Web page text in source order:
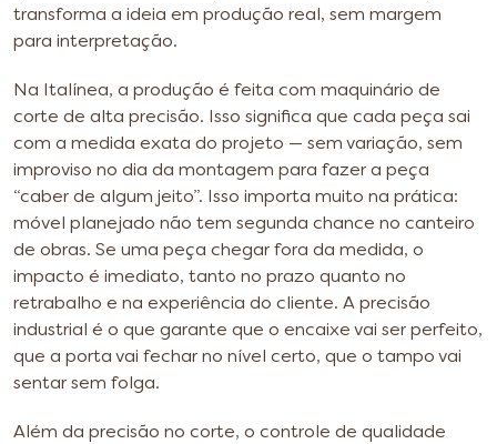
transforma a ideia em produção real, sem margem
para interpretação.
Na Italínea, a produção é feita com maquinário de
corte de alta precisão. Isso significa que cada peça sai
com a medida exata do projeto — sem variação, sem
improviso no dia da montagem para fazer a peça
“caber de algum jeito”. Isso importa muito na prática:
móvel planejado não tem segunda chance no canteiro
de obras. Se uma peça chegar fora da medida, o
impacto é imediato, tanto no prazo quanto no
retrabalho e na experiência do cliente. A precisão
industrial é o que garante que o encaixe vai ser perfeito,
que a porta vai fechar no nível certo, que o tampo vai
sentar sem folga.
Além da precisão no corte, o controle de qualidade